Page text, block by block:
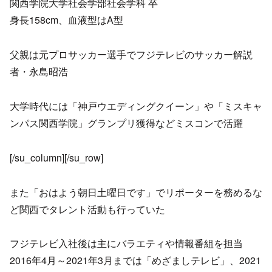
関西学院大学社会学部社会学科 卒
身長158cm、血液型はA型
父親は元プロサッカー選手でフジテレビのサッカー解説
者・永島昭浩
大学時代には「神戸ウエディングクイーン」や「ミスキャ
ンパス関西学院」グランプリ獲得などミスコンで活躍
[/su_column][/su_row]
また「おはよう朝日土曜日です」でリポーターを務めるな
ど関西でタレント活動も行っていた
フジテレビ入社後は主にバラエティや情報番組を担当
2016年4月～2021年3月までは「めざましテレビ」、2021